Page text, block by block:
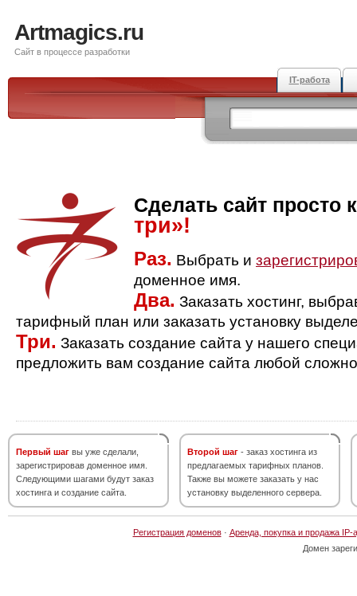
Artmagics.ru
Сайт в процессе разработки
IT-работа
Сделать сайт просто
три»!
Раз. Выбрать и
доменное имя.
Два. Заказать хостинг,
тарифный план или заказать установку
Три. Заказать создание сайта у нашего
предложить вам создание сайта любой
Первый шаг вы уже сделали,
зарегистрировав доменное имя.
Следующими шагами будут заказ
хостинга и создание сайта.
Второй шаг - заказ хостинга из
предлагаемых тарифных планов.
Также вы можете заказать у нас
установку выделенного сервера.
Регистрация доменов· Аренда, покупка и продажа IP-
Домен